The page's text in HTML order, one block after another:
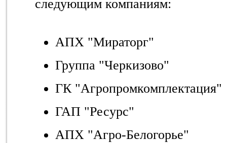
следующим компаниям:
АПХ "Мираторг"
Группа "Черкизово"
ГК "Агропромкомплектация"
ГАП "Ресурс"
АПХ "Агро-Белогорье"